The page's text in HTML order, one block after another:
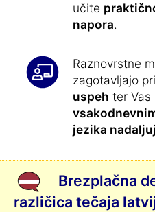
učite
napora.
Raznovrstne
zagotavljajo
uspeh ter Vas
jezika
Brezplačna
različica tečaja